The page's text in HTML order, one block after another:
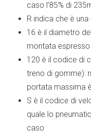
caso l’85% di
R indica che è
16 è il diametro
montata
120 è il codice di
treno di gomme):
portata massima
S è il codice di
quale lo
caso